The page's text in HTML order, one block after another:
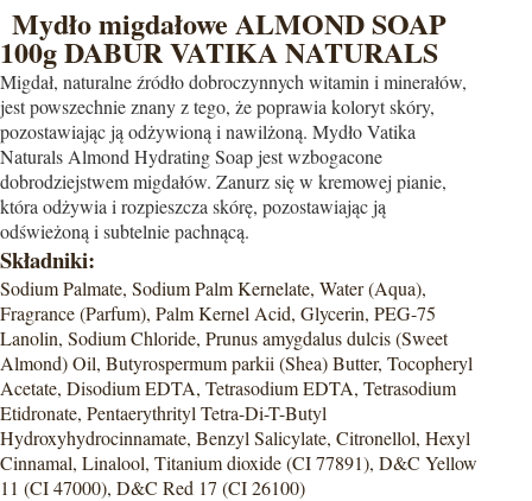
Mydło migdałowe ALMOND SOAP
100g DABUR VATIKA NATURALS
Migdał, naturalne źródło dobroczynnych witamin i minerałów,
jest powszechnie znany z tego, że poprawia koloryt skóry,
pozostawiając ją odżywioną i nawilżoną. Mydło Vatika
Naturals Almond Hydrating Soap jest wzbogacone
dobrodziejstwem migdałów. Zanurz się w kremowej pianie,
która odżywia i rozpieszcza skórę, pozostawiając ją
odświeżoną i subtelnie pachnącą.
Składniki:
Sodium Palmate, Sodium Palm Kernelate, Water (Aqua),
Fragrance (Parfum), Palm Kernel Acid, Glycerin, PEG-75
Lanolin, Sodium Chloride, Prunus amygdalus dulcis (Sweet
Almond) Oil, Butyrospermum parkii (Shea) Butter, Tocopheryl
Acetate, Disodium EDTA, Tetrasodium EDTA, Tetrasodium
Etidronate, Pentaerythrityl Tetra-Di-T-Butyl
Hydroxyhydrocinnamate, Benzyl Salicylate, Citronellol, Hexyl
Cinnamal, Linalool, Titanium dioxide (CI 77891), D&C Yellow
11 (CI 47000), D&C Red 17 (CI 26100)